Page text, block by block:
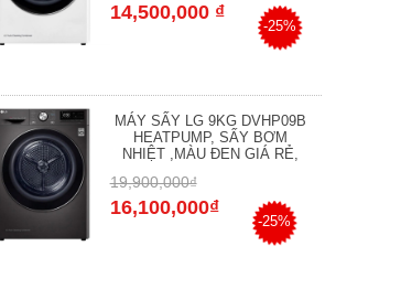
14,500,000 ₫
-25%
MÁY SẤY LG 9KG DVHP09B
HEATPUMP, SẤY BƠM
NHIỆT ,MÀU ĐEN GIÁ RẺ,
19,900,000₫
16,100,000₫
-25%